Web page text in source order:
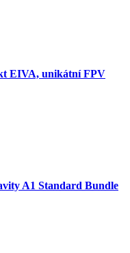
EIVA, unikátní FPV
A1 Standard Bundle